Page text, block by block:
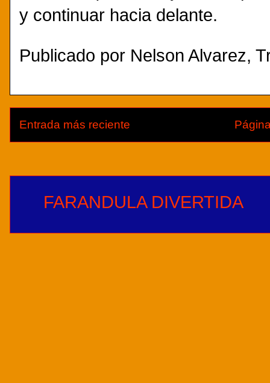
y continuar hacia delante.
Publicado por Nelson Alvarez,
Entrada más reciente
FARANDULA DIVERTIDA